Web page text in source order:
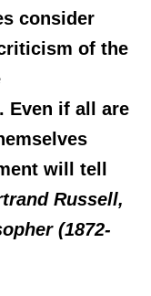
consider
of the
Even if all are
will tell
Russell,
(1872-